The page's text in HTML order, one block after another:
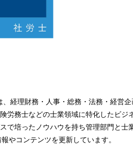
、経理財務・人事・総務・法務・経営
労務士などの士業領域に特化したビジ
で培ったノウハウを持ち管理部門と士
やコンテンツを更新しています。